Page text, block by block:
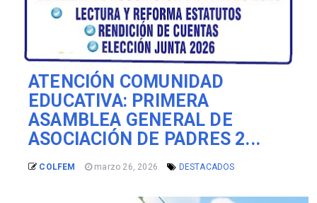
ATENCIÓN COMUNIDAD
EDUCATIVA: PRIMERA
ASAMBLEA GENERAL DE
ASOCIACIÓN DE PADRES 2...
COLFEM marzo 26, 2026 DESTACADOS